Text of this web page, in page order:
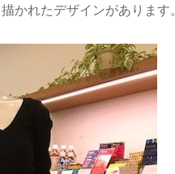
かれたデザインがあります。